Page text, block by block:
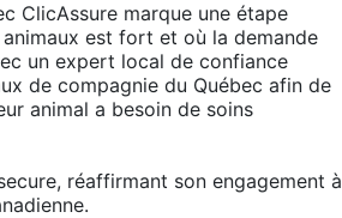
ClicAssure marque une étape
animaux est fort et où la demande
un expert local de confiance
de compagnie du Québec afin de
animal a besoin de soins
réaffirmant son engagement à